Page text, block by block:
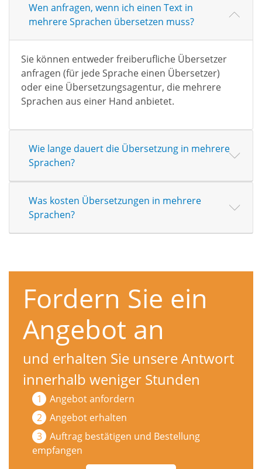
Wen anfragen, wenn ich einen Text in
mehrere Sprachen übersetzen muss?
Sie können entweder freiberufliche Übersetzer
anfragen (für jede Sprache einen Übersetzer)
oder eine Übersetzungsagentur, die mehrere
Sprachen aus einer Hand anbietet.
Wie lange dauert die Übersetzung in mehrere
Sprachen?
Was kosten Übersetzungen in mehrere
Sprachen?
Fordern Sie ein
Angebot an
und erhalten Sie unsere Antwort
innerhalb weniger Stunden
Angebot anfordern
Angebot erhalten
Auftrag bestätigen und Bestellung
empfangen